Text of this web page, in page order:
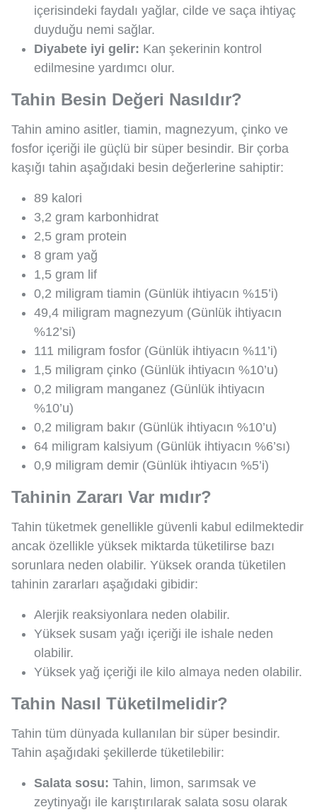
içerisindeki faydalı yağlar, cilde ve saça ihtiyaç
duyduğu nemi sağlar.
Diyabete iyi gelir: Kan şekerinin kontrol
edilmesine yardımcı olur.
Tahin Besin Değeri Nasıldır?
Tahin amino asitler, tiamin, magnezyum, çinko ve
fosfor içeriği ile güçlü bir süper besindir. Bir çorba
kaşığı tahin aşağıdaki besin değerlerine sahiptir:
89 kalori
3,2 gram karbonhidrat
2,5 gram protein
8 gram yağ
1,5 gram lif
0,2 miligram tiamin (Günlük ihtiyacın %15’i)
49,4 miligram magnezyum (Günlük ihtiyacın
%12’si)
111 miligram fosfor (Günlük ihtiyacın %11’i)
1,5 miligram çinko (Günlük ihtiyacın %10’u)
0,2 miligram manganez (Günlük ihtiyacın
%10’u)
0,2 miligram bakır (Günlük ihtiyacın %10’u)
64 miligram kalsiyum (Günlük ihtiyacın %6’sı)
0,9 miligram demir (Günlük ihtiyacın %5’i)
Tahinin Zararı Var mıdır?
Tahin tüketmek genellikle güvenli kabul edilmektedir
ancak özellikle yüksek miktarda tüketilirse bazı
sorunlara neden olabilir. Yüksek oranda tüketilen
tahinin zararları aşağıdaki gibidir:
Alerjik reaksiyonlara neden olabilir.
Yüksek susam yağı içeriği ile ishale neden
olabilir.
Yüksek yağ içeriği ile kilo almaya neden olabilir.
Tahin Nasıl Tüketilmelidir?
Tahin tüm dünyada kullanılan bir süper besindir.
Tahin aşağıdaki şekillerde tüketilebilir:
Salata sosu: Tahin, limon, sarımsak ve
zeytinyağı ile karıştırılarak salata sosu olarak